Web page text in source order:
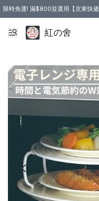
限時免運! 滿$800並選用【京東快遞
紅の舍